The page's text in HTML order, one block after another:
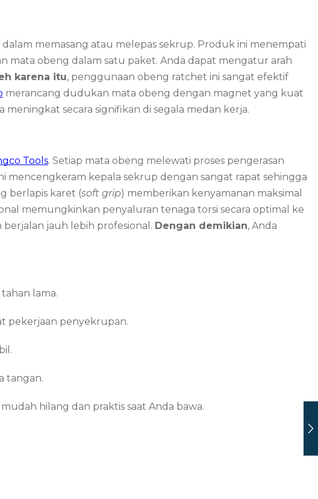
memasang atau melepas sekrup. Produk ini menempati
mata obeng dalam satu paket. Anda dapat mengatur arah
karena itu, penggunaan obeng ratchet ini sangat efektif
merancang dudukan mata obeng dengan magnet yang kuat
meningkat secara signifikan di segala medan kerja.
Tools. Setiap mata obeng melewati proses pengerasan
mencengkeram kepala sekrup dengan sangat rapat sehingga
berlapis karet (soft grip) memberikan kenyamanan maksimal
memungkinkan penyaluran tenaga torsi secara optimal ke
jauh lebih profesional. Dengan demikian, Anda
lama.
pekerjaan penyekrupan.
tangan.
hilang dan praktis saat Anda bawa.